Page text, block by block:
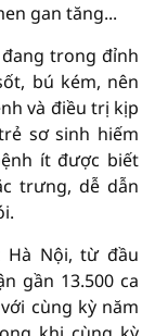
gan tăng...
đang trong đỉnh
bú kém, nên
và điều trị kịp
sơ sinh hiếm
ít được biết
trưng, dễ dẫn
Hà Nội, từ đầu
gần 13.500 ca
cùng kỳ năm